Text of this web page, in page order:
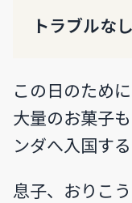
トラブルな
この日のため
大量のお菓子
ンダへ入国す
息子、おりこ